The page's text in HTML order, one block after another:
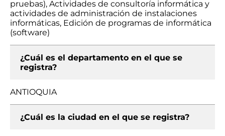
pruebas), Actividades de consultoría informática y
actividades de administración de instalaciones
informáticas, Edición de programas de informática
(software)
¿Cuál es el departamento en el que se
registra?
ANTIOQUIA
¿Cuál es la ciudad en el que se registra?